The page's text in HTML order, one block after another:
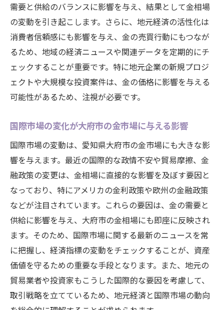
海外市場のニュースが地元市場に波及する
メカニズム
グローバルな経済指標が金相場を左右する
理由
愛知県大府市の金市場に影響を与える主な
国際要因
地元経済が与える金相場への影響とは
地元企業の動向が金価格に与える影響
大府市での消費者信頼指数が相場に及ぼす
影響
地域の投資動向が金市場に与える影響
地元不動産市場の動きと金価格の関連性
金相場を動かす愛知県大府市の特有の経済
事情
愛知県大府市で金を高値で売却するための戦略
市場のピークを見極めるための考察
地元市場を活用した最適な売却タイミング
の見つけ方
需要と供給のバランスに影響を与え、結果として金相場
の変動を引き起こします。さらに、地元経済の活性化は
消費者信頼感にも影響を与え、金の売買行動にもつなが
るため、地域の経済ニュースや関連データを定期的にチ
ェックすることが重要です。特に地元企業の新規プロジ
ェクトや大規模な投資案件は、金の価格に影響を与える
可能性があるため、注視が必要です。
国際市場の変化が大府市の金市場に与える影響
国際市場の変動は、愛知県大府市の金市場にも大きな影
響を与えます。最近の国際的な政情不安や貿易摩擦、金
融政策の変更は、金相場に直接的な影響を及ぼす要因と
なっており、特にアメリカの金利政策や欧州の金融政策
などが注目されています。これらの要因は、金の需要と
供給に影響を与え、大府市の金相場にも即座に反映され
ます。そのため、国際市場に関する最新のニュースを常
に把握し、経済指標の変動をチェックすることが、資産
価値を守るための重要な手段となります。また、地元の
貿易業者や投資家もこうした国際的な要因を考慮して、
取引戦略を立てているため、地元経済と国際市場の動向